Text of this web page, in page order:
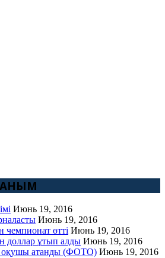
Июнь 19, 2016
Июнь 19, 2016
чемпионат өтті Июнь 19, 2016
доллар ұтып алды Июнь 19, 2016
оқушы атанды (ФОТО) Июнь 19, 2016